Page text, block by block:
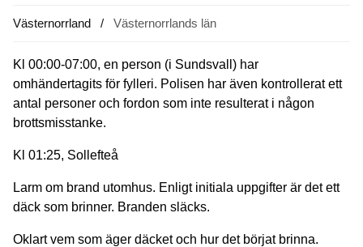
Västernorrland Västernorrlands län
Kl 00:00-07:00, en person (i Sundsvall) har
omhändertagits för fylleri. Polisen har även kontrollerat ett
antal personer och fordon som inte resulterat i någon
brottsmisstanke.
Kl 01:25, Sollefteå
Larm om brand utomhus. Enligt initiala uppgifter är det ett
däck som brinner. Branden släcks.
Oklart vem som äger däcket och hur det börjat brinna.